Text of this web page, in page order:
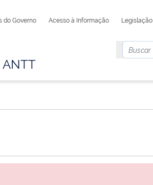
do Governo Acesso à Informação Legislação